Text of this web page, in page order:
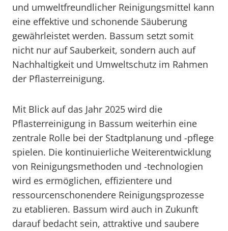
und umweltfreundlicher Reinigungsmittel kann
eine effektive und schonende Säuberung
gewährleistet werden. Bassum setzt somit
nicht nur auf Sauberkeit, sondern auch auf
Nachhaltigkeit und Umweltschutz im Rahmen
der Pflasterreinigung.
Mit Blick auf das Jahr 2025 wird die
Pflasterreinigung in Bassum weiterhin eine
zentrale Rolle bei der Stadtplanung und -pflege
spielen. Die kontinuierliche Weiterentwicklung
von Reinigungsmethoden und -technologien
wird es ermöglichen, effizientere und
ressourcenschonendere Reinigungsprozesse
zu etablieren. Bassum wird auch in Zukunft
darauf bedacht sein, attraktive und saubere